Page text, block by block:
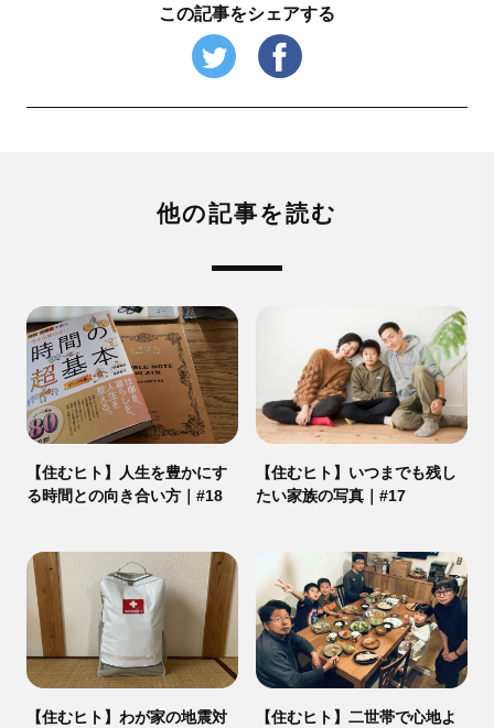
この記事をシェアする
他の記事を読む
【住むヒト】人生を豊かにす
る時間との向き合い方｜#18
【住むヒト】いつまでも残し
たい家族の写真｜#17
【住むヒト】わが家の地震対
【住むヒト】二世帯で心地よ